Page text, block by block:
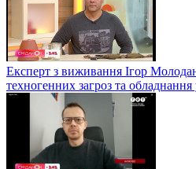
Експерт з виживання Ігор
техногенних загроз та обладнання